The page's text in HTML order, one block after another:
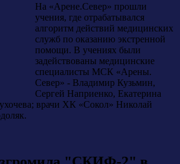
На «Арене.Север» прошли
учения, где отрабатывался
алгоритм действий медицинских
служб по оказанию экстренной
помощи. В учениях были
задействованы медицинские
специалисты МСК «Арены.
Север» - Владимир Кузьмин,
Сергей Наприенко, Екатерина
врачи ХК «Сокол» Николай